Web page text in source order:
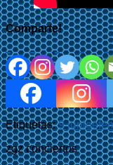
Comparte!
Etiquetas:9 junio
zgz conciertos